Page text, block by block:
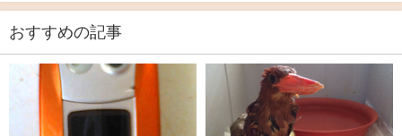
おすすめの記事